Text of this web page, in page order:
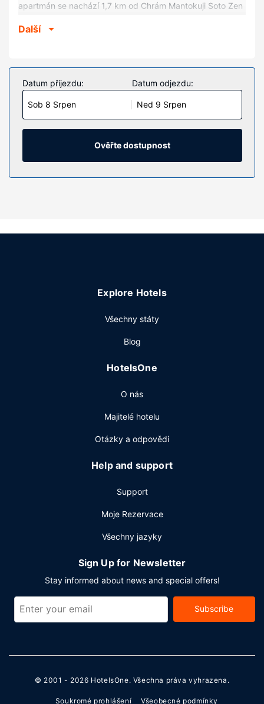
apartmán se nachází 1,7 km od Chrám Mantokuji Soto Zen
Pokoje
vybavení patří trouby a varná deska, se budete cítit jako
doma. Další užitečné vybavení a služby: mikrovlnná trouba
a stropní ventilátor.
Vybavení nemovitosti
Hostům je k dispozici bezdrátový internet zdarma a terasa
nabízí krásný výhled.
Další vybavení
Přímo v areálu je hostům k dispozici samostatné parkování
Další
Datum příjezdu:
Sob 8 Srpen
Datum odjezdu:
Ned 9 Srpen
Ověřte dostupnost
Explore Hotels
Všechny státy
Blog
HotelsOne
O nás
Majitelé hotelu
Otázky a odpovědi
Help and support
Support
Moje Rezervace
Všechny jazyky
Sign Up for Newsletter
Stay informed about news and special offers!
Subscribe
© 2001 - 2026 HotelsOne. Všechna práva vyhrazena.
Soukromé prohlášení Všeobecné podmínky